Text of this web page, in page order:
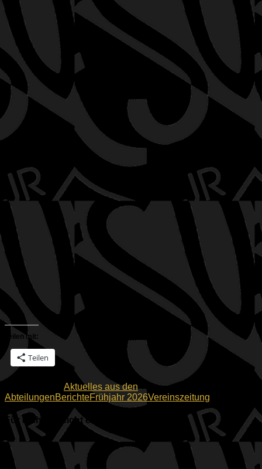
Teilen mit:
Teilen
Aktuelles aus den
AbteilungenBerichteFrühjahr 2026Vereinszeitung
Für dich vielleicht ebenfalls interessant …